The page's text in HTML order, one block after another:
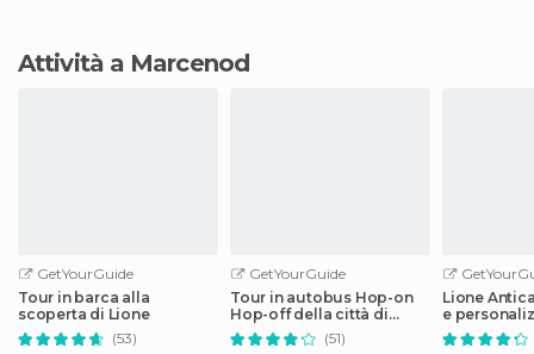
Attività a Marcenod
GetYourGuide
Tour in barca alla
scoperta di Lione
(53)
GetYourGuide
Tour in autobus Hop-on
Hop-off della città di
Lione
(51)
Lione
e